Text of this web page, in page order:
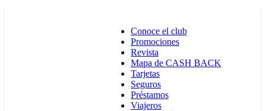
Conoce el club
Promociones
Revista
Mapa de CASH BACK
Tarjetas
Seguros
Préstamos
Viajeros